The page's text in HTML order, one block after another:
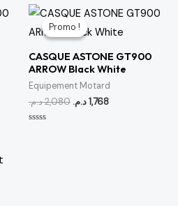
Promo !
Promo !
CASQUE ASTONE GT900
ARROW Black White
Equipement Motard
2,080د.م.
Le
prix
initial
2,080 د.م..
1,768د.م.
Le
actuel
1,768 د.م..